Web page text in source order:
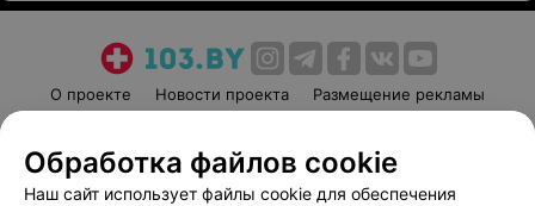
О проекте Новости проекта
Размещение рекламы
Пользовательское соглашение
Способы оплаты
Вакансии
Партнеры
Обработка файлов cookie
Наш сайт использует файлы cookie для обеспечения